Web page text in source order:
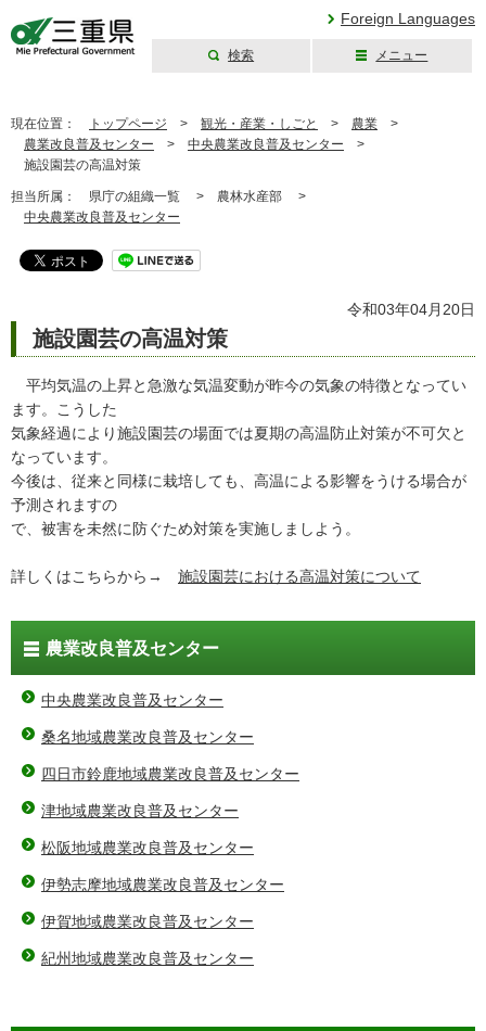
Foreign Languages
検索 メニュー
現在位置： トップページ > 観光・産業・しごと > 農業 >
農業改良普及センター > 中央農業改良普及センター >
施設園芸の高温対策
担当所属： 県庁の組織一覧 > 農林水産部 >
中央農業改良普及センター
令和03年04月20日
施設園芸の高温対策
平均気温の上昇と急激な気温変動が昨今の気象の特徴となってい
ます。こうした
気象経過により施設園芸の場面では夏期の高温防止対策が不可欠と
なっています。
今後は、従来と同様に栽培しても、高温による影響をうける場合が
予測されますの
で、被害を未然に防ぐため対策を実施しましよう。
詳しくはこちらから→ 施設園芸における高温対策について
農業改良普及センター
中央農業改良普及センター
桑名地域農業改良普及センター
四日市鈴鹿地域農業改良普及センター
津地域農業改良普及センター
松阪地域農業改良普及センター
伊勢志摩地域農業改良普及センター
伊賀地域農業改良普及センター
紀州地域農業改良普及センター